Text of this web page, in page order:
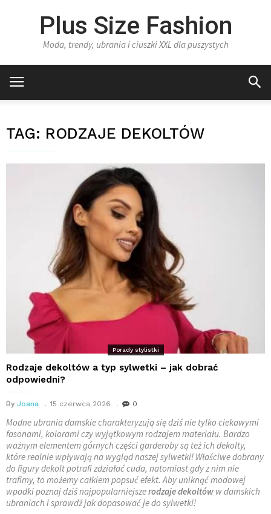
Plus Size Fashion
Moda, trendy, ubrania i ciuszki XXL dla puszystych
TAG: RODZAJE DEKOLTÓW
Porady stylistki
Rodzaje dekoltów a typ sylwetki – jak dobrać
odpowiedni?
By Joana 15 czerwca 2026 0
Modne ubrania damskie charakteryzują się dziś nie tylko ciekawymi
fasonami, kolorami czy wyjątkowym rodzajem materiału. Bardzo
ważnym elementem górnych części garderoby są też ich dekolty,
które realnie wpływają na wygląd naszej sylwetki! Właściwe dobrany
do figury dekolt potrafi zdziałać cuda, natomiast gdy z nim nie
trafimy, to możemy całkiem popsuć efekt. Aby uniknąć modowej
wpadki poznaj dziś najpopularniejszerodzaje dekoltów w damskich
ubraniach i sprawdź jak dopasować je do sylwetki!